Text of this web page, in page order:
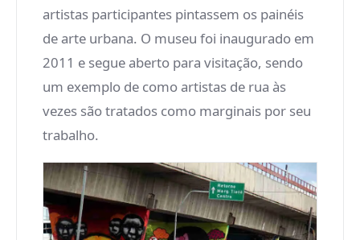
artistas participantes pintassem os painéis
de arte urbana. O museu foi inaugurado em
2011 e segue aberto para visitação, sendo
um exemplo de como artistas de rua às
vezes são tratados como marginais por seu
trabalho.